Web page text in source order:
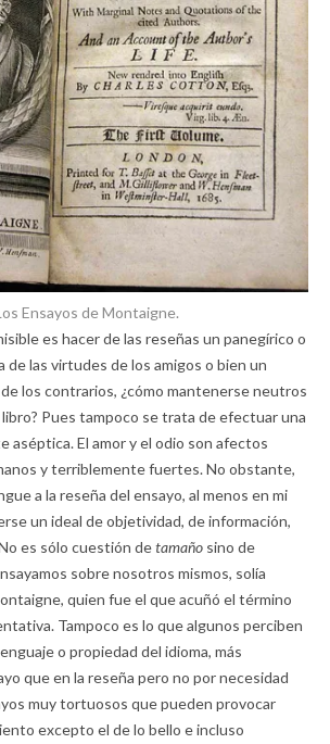
Ensayos de Montaigne.
es hacer de las reseñas un panegírico o
las virtudes de los amigos o bien un
los contrarios, ¿cómo mantenerse neutros
Pues tampoco se trata de efectuar una
aséptica. El amor y el odio son afectos
y terriblemente fuertes. No obstante,
a la reseña del ensayo, al menos en mi
un ideal de objetividad, de información,
es sólo cuestión detamaño sino de
sobre nosotros mismos, solía
quien fue el que acuñó el término
Tampoco es lo que algunos perciben
o propiedad del idioma, más
que en la reseña pero no por necesidad
muy tortuosos que pueden provocar
excepto el de lo bello e incluso